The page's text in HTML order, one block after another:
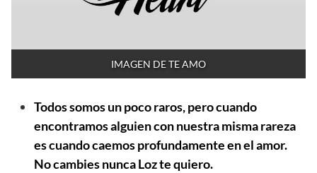
IMAGEN DE TE AMO
Todos somos un poco raros, pero cuando
encontramos alguien con nuestra misma rareza
es cuando caemos profundamente en el amor.
No cambies nunca Loz te quiero.